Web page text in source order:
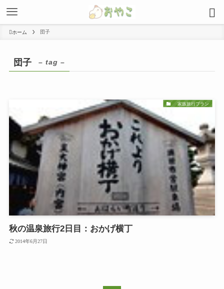
ホーム 団子
団子 – tag –
家族旅行プラン
秋の温泉旅行2日目：おかげ横丁
2014年6月27日